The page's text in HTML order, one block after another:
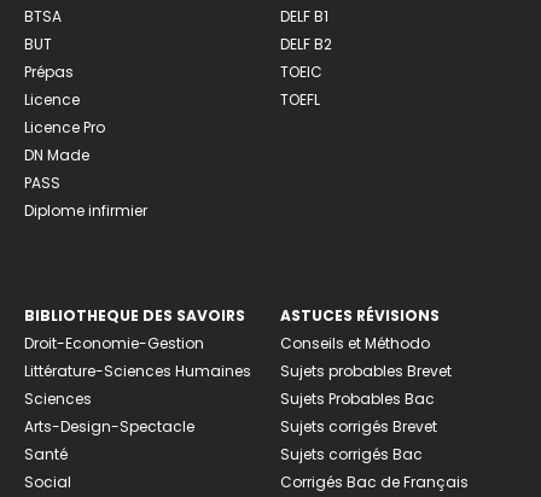
BTSA
BUT
Prépas
Licence
Licence Pro
DN Made
PASS
Diplome infirmier
DELF B1
DELF B2
TOEIC
TOEFL
BIBLIOTHEQUE DES SAVOIRS
Droit-Economie-Gestion
Littérature-Sciences Humaines
Sciences
Arts-Design-Spectacle
Santé
Social
ASTUCES RÉVISIONS
Conseils et Méthodo
Sujets probables Brevet
Sujets Probables Bac
Sujets corrigés Brevet
Sujets corrigés Bac
Corrigés Bac de Français